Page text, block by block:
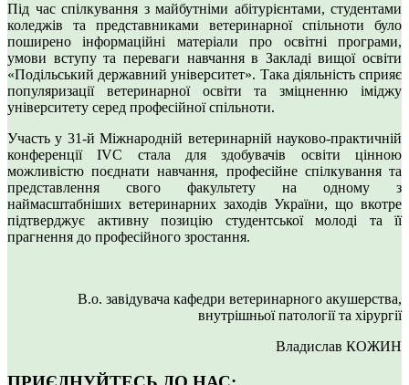
Під час спілкування з майбутніми абітурієнтами, студентами
коледжів та представниками ветеринарної спільноти було
поширено інформаційні матеріали про освітні програми,
умови вступу та переваги навчання в Закладі вищої освіти
«Подільський державний університет». Така діяльність сприяє
популяризації ветеринарної освіти та зміцненню іміджу
університету серед професійної спільноти.
Участь у 31-й Міжнародній ветеринарній науково-практичній
конференції IVC стала для здобувачів освіти цінною
можливістю поєднати навчання, професійне спілкування та
представлення свого факультету на одному з
наймасштабніших ветеринарних заходів України, що вкотре
підтверджує активну позицію студентської молоді та її
прагнення до професійного зростання.
В.о. завідувача кафедри ветеринарного акушерства,
внутрішньої патології та хірургії
Владислав КОЖИН